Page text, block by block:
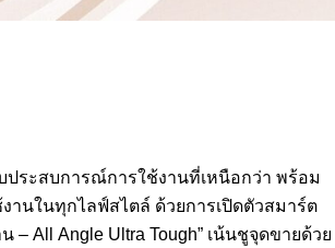
ประสบการณ์การใช้งานที่เหนือกว่า พร้อม
นในทุกไลฟ์สไตล์ ด้วยการเปิดตัวสมาร์ต
All Angle Ultra Tough” เน้นชูจุดขายด้วย